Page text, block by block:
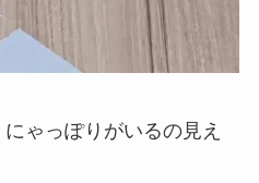
ゃっぽりがいるの見え